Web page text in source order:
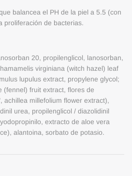
balancea el PH de la piel a 5.5 (con
proliferación de bacterias.
20, propilenglicol, lanosorban,
virginiana (witch hazel) leaf
lupulus extract, propylene glycol;
(fennel) fruit extract, flores de
achillea millefolium flower extract),
urea, propilenglicol / diazolidinil
extracto de aloe vera
alantoina, sorbato de potasio.